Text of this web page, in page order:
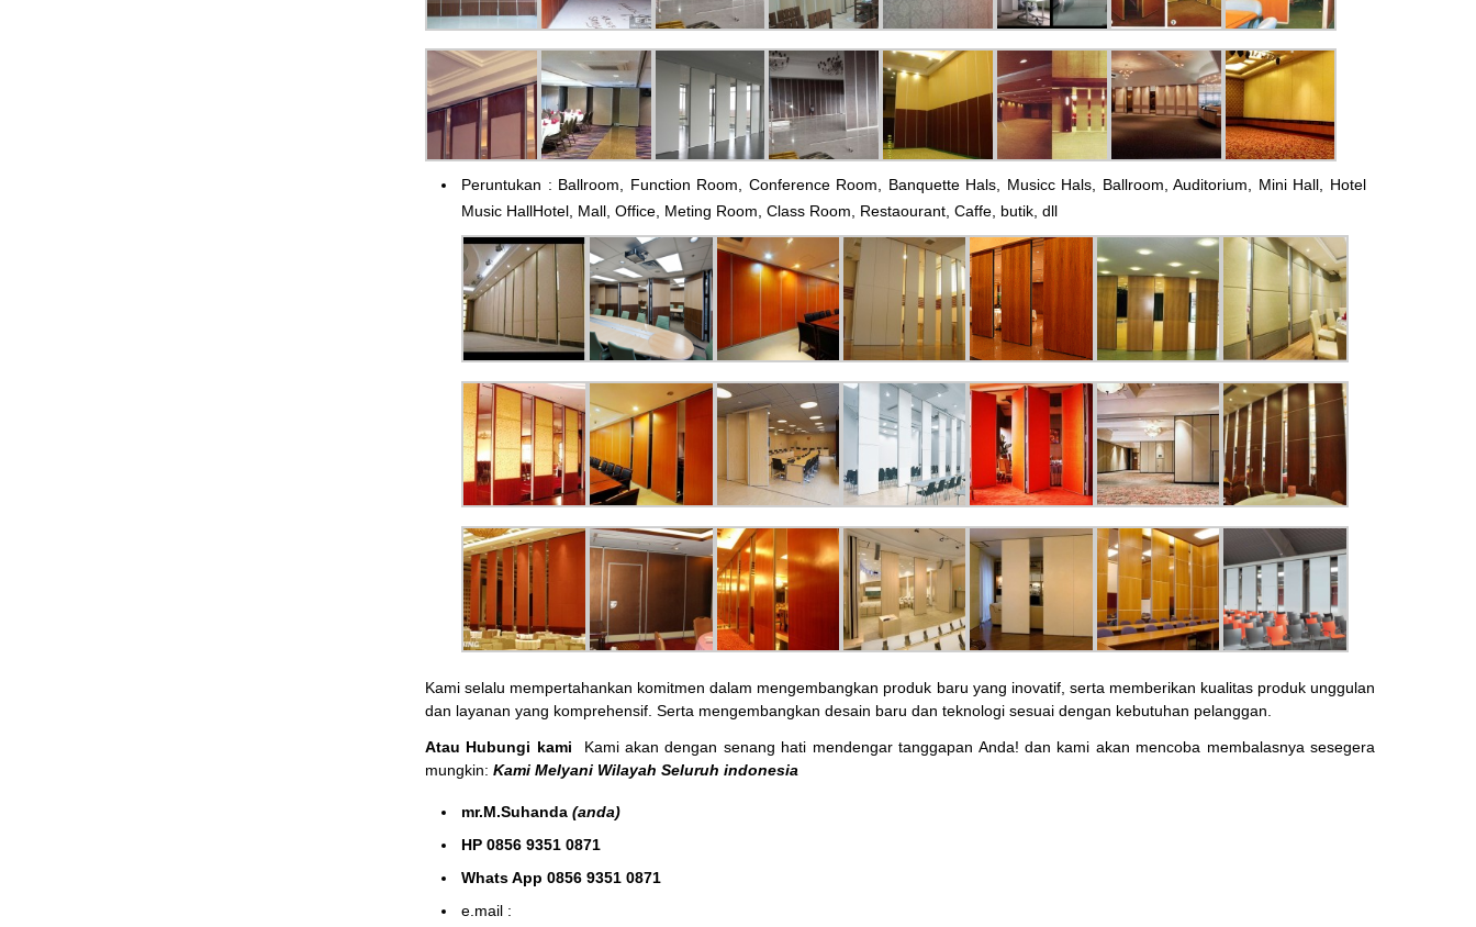
Peruntukan : Ballroom, Function Room, Conference Room, Banquette Hals, Musicc Hals, Ballroom, Auditorium, Mini Hall, Hotel
Music HallHotel, Mall, Office, Meting Room, Class Room, Restaourant, Caffe, butik, dll
Kami selalu mempertahankan komitmen dalam mengembangkan produk baru yang inovatif, serta memberikan kualitas produk unggulan
dan layanan yang komprehensif. Serta mengembangkan desain baru dan teknologi sesuai dengan kebutuhan pelanggan.
Atau Hubungi kami
Kami akan dengan senang hati mendengar tanggapan Anda! dan kami akan mencoba membalasnya sesegera
mungkin: Kami Melyani Wilayah Seluruh indonesia
mr.M.Suhanda (anda)
HP 0856 9351 0871
Whats App 0856 9351 0871
e.mail :